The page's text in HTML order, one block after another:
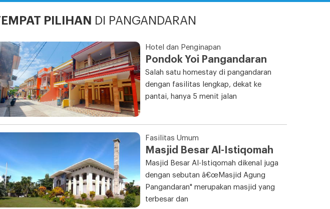
PILIHAN DI PANGANDARAN
Hotel dan Penginapan
Pondok Yoi Pangandaran
Salah satu homestay di pangandaran
dengan fasilitas lengkap, dekat ke
pantai, hanya 5 menit jalan
Fasilitas Umum
Masjid Besar Al-Istiqomah
Masjid Besar Al-Istiqomah dikenal juga
dengan sebutan â€œMasjid Agung
Pangandaran" merupakan masjid yang
terbesar dan